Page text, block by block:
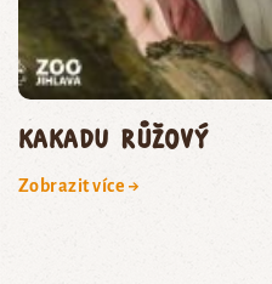
KAKADU RŮŽOVÝ
Zobrazit více →